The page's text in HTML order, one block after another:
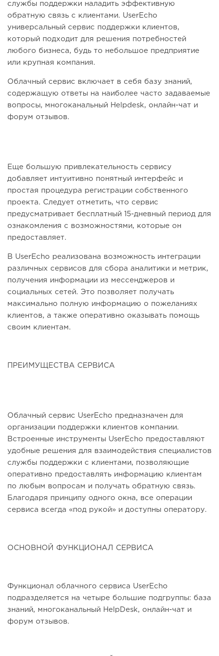
службы поддержки наладить эффективную
обратную связь с клиентами. UserEcho
универсальный сервис поддержки клиентов,
который подходит для решения потребностей
любого бизнеса, будь то небольшое предприятие
или крупная компания.
Облачный сервис включает в себя базу знаний,
содержащую ответы на наиболее часто задаваемые
вопросы, многоканальный Helpdesk, онлайн-чат и
форум отзывов.
Еще большую привлекательность сервису
добавляет интуитивно понятный интерфейс и
простая процедура регистрации собственного
проекта. Следует отметить, что сервис
предусматривает бесплатный 15-дневный период для
ознакомления с возможностями, которые он
предоставляет.
В UserEcho реализована возможность интеграции
различных сервисов для сбора аналитики и метрик,
получения информации из мессенджеров и
социальных сетей. Это позволяет получать
максимально полную информацию о пожеланиях
клиентов, а также оперативно оказывать помощь
своим клиентам.
ПРЕИМУЩЕСТВА СЕРВИСА
Облачный сервис UserEcho предназначен для
организации поддержки клиентов компании.
Встроенные инструменты UserEcho предоставляют
удобные решения для взаимодействия специалистов
службы поддержки с клиентами, позволяющие
оперативно предоставлять информацию клиентам
по любым вопросам и получать обратную связь.
Благодаря принципу одного окна, все операции
сервиса всегда «под рукой» и доступны оператору.
ОСНОВНОЙ ФУНКЦИОНАЛ СЕРВИСА
Функционал облачного сервиса UserEcho
подразделяется на четыре большие подгруппы: база
знаний, многоканальный HelpDesk, онлайн-чат и
форум отзывов.